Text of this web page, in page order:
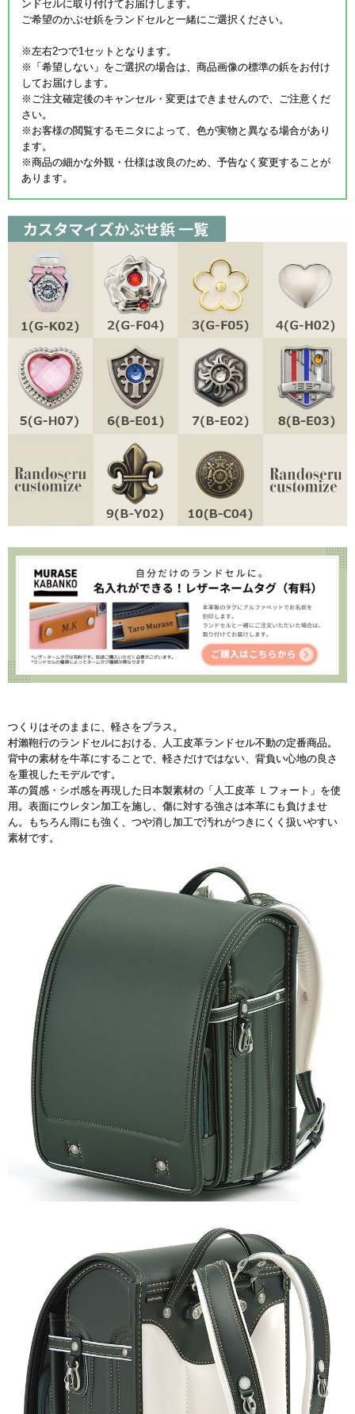
ンドセルに取り付けてお届けします。
ご希望のかぶせ鋲をランドセルと一緒にご選択ください。
※左右2つで1セットとなります。
※「希望しない」をご選択の場合は、商品画像の標準の鋲をお付け
してお届けします。
※ご注文確定後のキャンセル・変更はできませんので、ご注意くだ
さい。
※お客様の閲覧するモニタによって、色が実物と異なる場合があり
ます。
※商品の細かな外観・仕様は改良のため、予告なく変更することが
あります。
つくりはそのままに、軽さをプラス。
村瀨鞄行のランドセルにおける、人工皮革ランドセル不動の定番商品。
背中の素材を牛革にすることで、軽さだけではない、背負い心地の良さ
を重視したモデルです。
革の質感・シボ感を再現した日本製素材の「人工皮革 Ｌフォート」を使
用。表面にウレタン加工を施し、傷に対する強さは本革にも負けませ
ん。もちろん雨にも強く、つや消し加工で汚れがつきにくく扱いやすい
素材です。